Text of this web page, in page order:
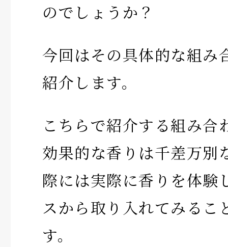
のでしょうか？
今回はその具体的な組み
紹介します。
こちらで紹介する組み合
効果的な香りは千差万別
際には実際に香りを体験
スから取り入れてみるこ
す。